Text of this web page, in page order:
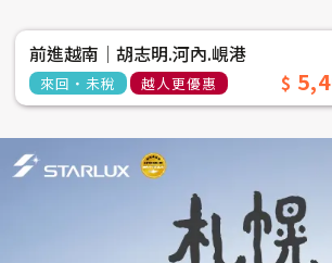
前進越南│胡志明.河內.峴港
來回‧未稅 越人更優惠